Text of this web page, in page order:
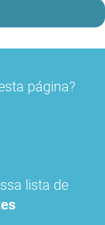
página?
lista de